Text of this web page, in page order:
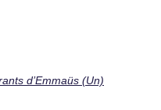
d’Emmaüs (Un)